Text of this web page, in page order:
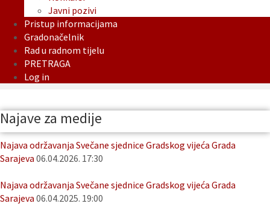
Javni pozivi
Pristup informacijama
Gradonačelnik
Rad u radnom tijelu
PRETRAGA
Log in
Najave za medije
Najava održavanja Svečane sjednice Gradskog vijeća Grada
Sarajeva 06.04.2026. 17:30
Najava održavanja Svečane sjednice Gradskog vijeća Grada
Sarajeva 06.04.2025. 19:00